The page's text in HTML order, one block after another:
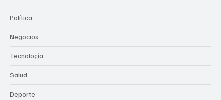
Política
Negocios
Tecnología
Salud
Deporte